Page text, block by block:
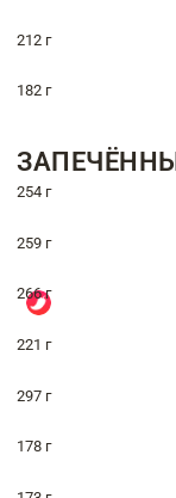
212 г
182 г
254 г
259 г
266 г
221 г
297 г
178 г